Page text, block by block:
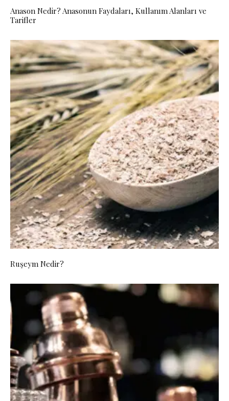
Anason Nedir? Anasonun Faydaları, Kullanım Alanları ve
Tarifler
Ruşeym Nedir?